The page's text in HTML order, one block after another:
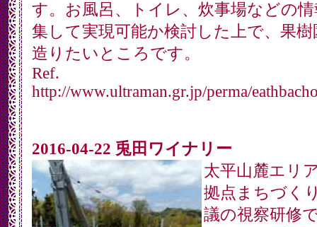
す。お風呂、トイレ、炊事場などの
集して実現可能か検討した上で、果樹
造りたいところです。
Ref.
http://www.ultraman.gr.jp/perma/
2016-04-22 兎田ワイナリー
太平山麓エリ
拠点まちづく
議の視察研修